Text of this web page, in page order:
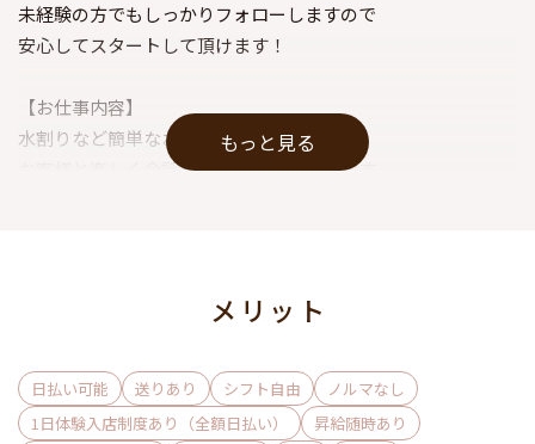
未経験の方でもしっかりフォローしますので
安心してスタートして頂けます！
【お仕事内容】
水割りなど簡単なお酒を作り、
お客様と楽しく会話していただくお仕事です。
もっと見る
メリット
日払い可能 送りあり シフト自由
ノルマなし
1日体験入店制度あり（全額日払い）
昇給随時あり